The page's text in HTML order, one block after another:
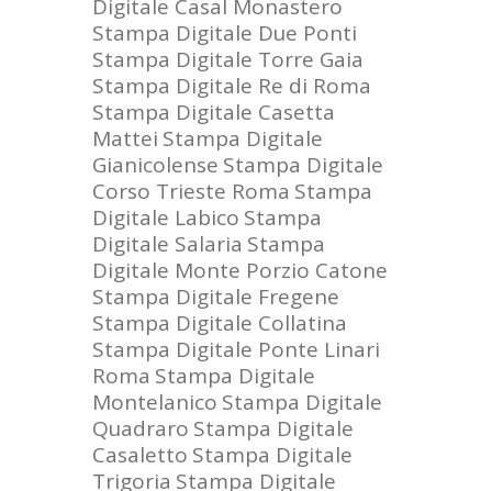
Digitale Casal Monastero
Stampa Digitale Due Ponti
Stampa Digitale Torre Gaia
Stampa Digitale Re di Roma
Stampa Digitale Casetta
Mattei Stampa Digitale
Gianicolense Stampa Digitale
Corso Trieste Roma Stampa
Digitale Labico Stampa
Digitale Salaria Stampa
Digitale Monte Porzio Catone
Stampa Digitale Fregene
Stampa Digitale Collatina
Stampa Digitale Ponte Linari
Roma Stampa Digitale
Montelanico Stampa Digitale
Quadraro Stampa Digitale
Casaletto Stampa Digitale
Trigoria Stampa Digitale